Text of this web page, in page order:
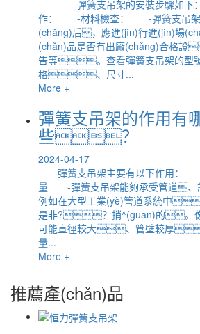
彈簧支吊架的安裝步驟如下
作： -材料檢查： -彈簧支吊架
(chǎng)后，應進(jìn)行進(jìn)場
(chǎn)品是否有出廠(chǎng)合格證
告等。查看彈簧支吊架的型
格、尺寸...
More +
彈簧支吊架的作用有
些？
2024-04-17
彈簧支吊架主要有以下作用
量 -彈簧支吊架能夠承受管道、
例如在大型工業(yè)管道系統中
是非?？捎^(guān)的。像
可能直徑較大、管壁較厚
量...
More +
推薦產(chǎn)品